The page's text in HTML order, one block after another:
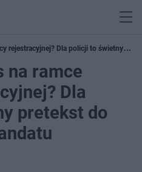
rejestracyjnej? Dla policji to świetny
na ramce
Dla
pretekst do